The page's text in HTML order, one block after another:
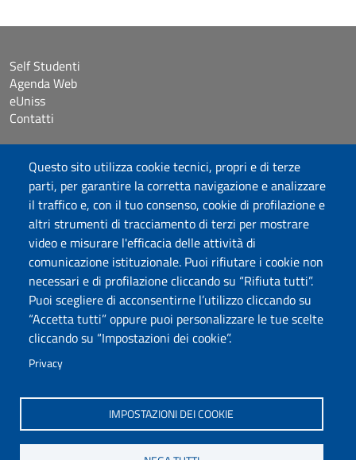
Questo sito utilizza cookie tecnici, propri e di terze
parti, per garantire la corretta navigazione e analizzare
il traffico e, con il tuo consenso, cookie di profilazione e
altri strumenti di tracciamento di terzi per mostrare
video e misurare l'efficacia delle attività di
comunicazione istituzionale. Puoi rifiutare i cookie non
necessari e di profilazione cliccando su “Rifiuta tutti”.
Puoi scegliere di acconsentirne l’utilizzo cliccando su
“Accetta tutti” oppure puoi personalizzare le tue scelte
cliccando su “Impostazioni dei cookie”.
Privacy
IMPOSTAZIONI DEI COOKIE
DADU – Dipartimento di Architettura, Design e Urbanistica
Università degli Studi di Sassari
Palazzo del Pou Salit – Piazza Duomo, 6 - 07041 Alghero
aaadip@uniss.it
Self Studenti
Agenda Web
eUniss
Contatti
Accessibilità
Dichiarazione di accessibilità
Cookie settings
Mappa del sito
Protocollo
Seguici su